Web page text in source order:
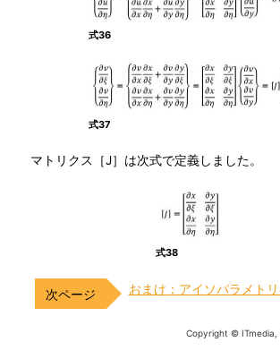
式36
式37
マトリクス［J］は次式で定義しました。
式38
おまけ：アイソパラメト
Copyright © ITmedia,